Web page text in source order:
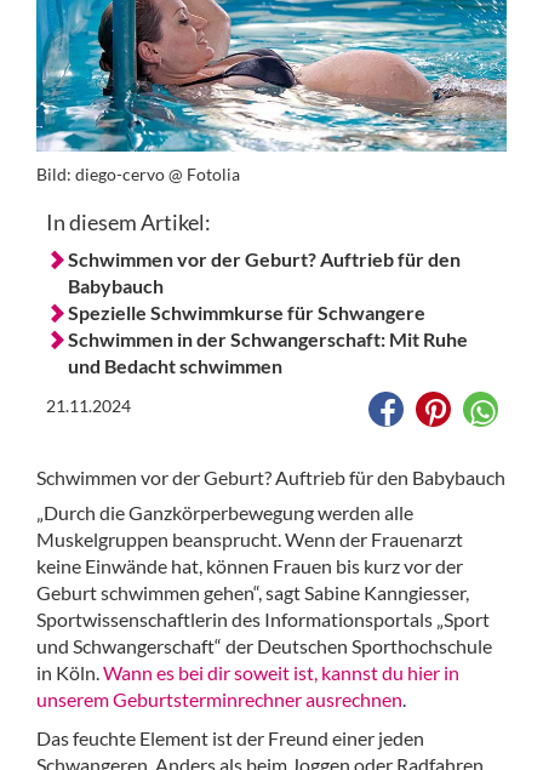
Bild: diego-cervo @ Fotolia
In diesem Artikel:
Schwimmen vor der Geburt? Auftrieb für den
Babybauch
Spezielle Schwimmkurse für Schwangere
Schwimmen in der Schwangerschaft: Mit Ruhe
und Bedacht schwimmen
21.11.2024
Schwimmen vor der Geburt? Auftrieb für den Babybauch
„Durch die Ganzkörperbewegung werden alle
Muskelgruppen beansprucht. Wenn der Frauenarzt
keine Einwände hat, können Frauen bis kurz vor der
Geburt schwimmen gehen“, sagt Sabine Kanngiesser,
Sportwissenschaftlerin des Informationsportals „Sport
und Schwangerschaft“ der Deutschen Sporthochschule
in Köln.Wann es bei dir soweit ist, kannst du hier in
unserem Geburtsterminrechner ausrechnen.
Das feuchte Element ist der Freund einer jeden
Schwangeren. Anders als beim Joggen oder Radfahren